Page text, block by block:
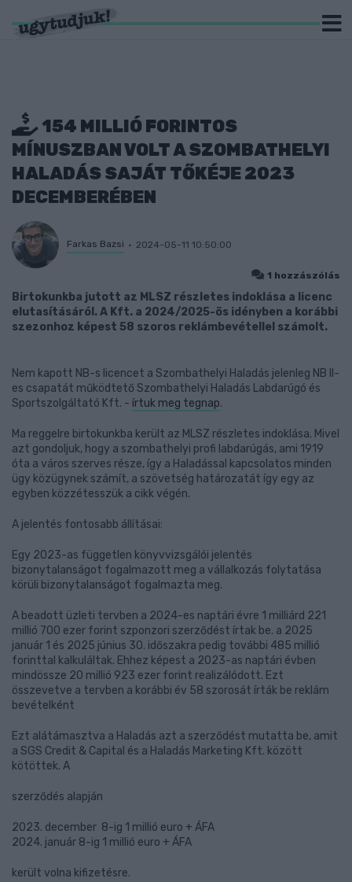
154 MILLIÓ FORINTOS
MÍNUSZBAN VOLT A SZOMBATHELYI
HALADÁS SAJÁT TŐKÉJE 2023
DECEMBERÉBEN
Farkas Bazsi 2024-05-11 10:50:00
1 hozzászólás
Birtokunkba jutott az MLSZ részletes indoklása a licenc
elutasításáról. A Kft. a 2024/2025-ös idényben a korábbi
szezonhoz képest 58 szoros reklámbevétellel számolt.
Nem kapott NB-s licencet a Szombathelyi Haladás jelenleg NB II-
es csapatát működtető Szombathelyi Haladás Labdarúgó és
Sportszolgáltató Kft. - írtuk meg tegnap.
Ma reggelre birtokunkba került az MLSZ részletes indoklása. Mivel
azt gondoljuk, hogy a szombathelyi profi labdarúgás, ami 1919
óta a város szerves része, így a Haladással kapcsolatos minden
ügy közügynek számít, a szövetség határozatát így egy az
egyben közzétesszük a cikk végén.
A jelentés fontosabb állításai:
Egy 2023-as független könyvvizsgálói jelentés
bizonytalanságot fogalmazott meg a vállalkozás folytatása
körüli bizonytalanságot fogalmazta meg.
A beadott üzleti tervben a 2024-es naptári évre 1 milliárd 221
millió 700 ezer forint szponzori szerződést írtak be. a 2025
január 1 és 2025 június 30. időszakra pedig további 485 millió
forinttal kalkuláltak. Ehhez képest a 2023-as naptári évben
mindössze 20 millió 923 ezer forint realizálódott. Ezt
összevetve a tervben a korábbi év 58 szorosát írták be reklám
bevételként
Ezt alátámasztva a Haladás azt a szerződést mutatta be, amit
a SGS Credit & Capital és a Haladás Marketing Kft. között
kötöttek. A
szerződés alapján
2023. december 8-ig 1 millió euro + ÁFA
2024. január 8-ig 1 millió euro + ÁFA
került volna kifizetésre.